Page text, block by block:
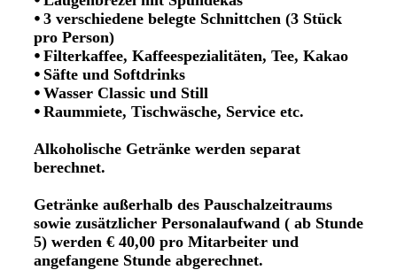
⦁ 3 verschiedene belegte Schnittchen (3 Stück
pro Person)
⦁ Filterkaffee, Kaffeespezialitäten, Tee, Kakao
⦁ Säfte und Softdrinks
⦁ Wasser Classic und Still
⦁ Raummiete, Tischwäsche, Service etc.
Alkoholische Getränke werden separat
berechnet.
Getränke außerhalb des Pauschalzeitraums
sowie zusätzlicher Personalaufwand ( ab Stunde
5) werden € 40,00 pro Mitarbeiter und
angefangene Stunde abgerechnet.